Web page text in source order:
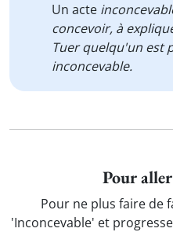
Un acte
concevoir, à
Tuer quelqu'un est
inconcevable.
Pour
Pour ne plus faire de
'Inconcevable' et